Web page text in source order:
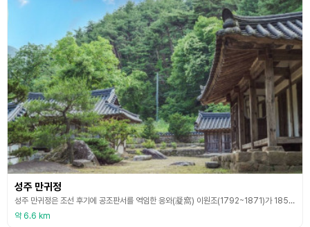
성주 만귀정
성주 만귀정은 조선 후기에 공조판서를 역임한 응와(凝窩) 이원조(1792~1871)가 1851년에 귀향하여 독서와 자연을 벗 삼으며 여생을 보낸 곳이다. 이원조는 입재(立齋) 정종로(鄭宗魯)의 제자로 1809년(순조 9) 증광문과에 을과로 급제 후 여러 관직을 역임하고 벼슬이 대사간을 거쳐 공조판서 판의금에 이르렀다. 당시에 유학과 문장에 있어 유림의 으뜸으로 추앙받았으며, 지방관으로서도 많은 치적을 올렸다. 그는 과거급제 후 근 40년간 관직생활에 몸
약 6.6 km